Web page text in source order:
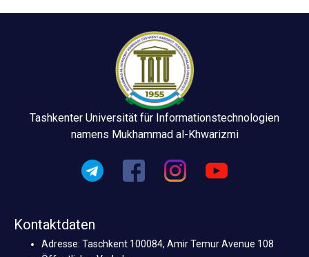
Tashkenter Universität für Informationstechnologien
namens Mukhammad al-Khwarizmi
Kontaktdaten
Adresse: Taschkent 100084, Amir Temur Avenue 108